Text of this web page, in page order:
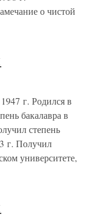
о чистой
г. Родился в
бакалавра в
степень
г. Получил
университете,